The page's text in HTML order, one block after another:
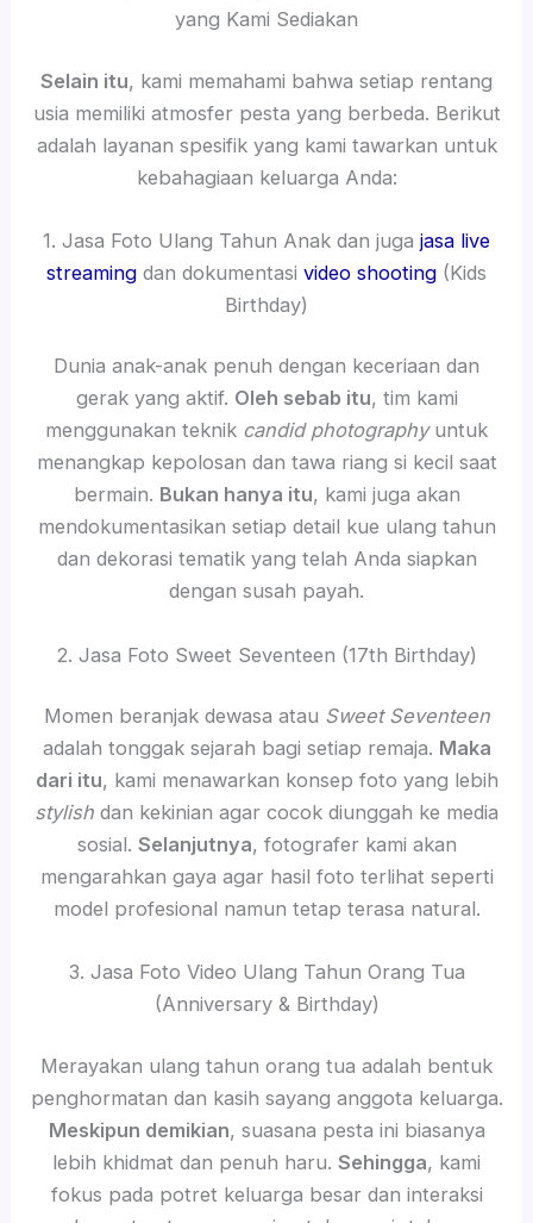
yang Kami Sediakan
Selain itu, kami memahami bahwa setiap rentang
usia memiliki atmosfer pesta yang berbeda. Berikut
adalah layanan spesifik yang kami tawarkan untuk
kebahagiaan keluarga Anda:
1. Jasa Foto Ulang Tahun Anak dan juga jasa live
streaming dan dokumentasi video shooting (Kids
Birthday)
Dunia anak-anak penuh dengan keceriaan dan
gerak yang aktif. Oleh sebab itu, tim kami
menggunakan teknik candid photographyuntuk
menangkap kepolosan dan tawa riang si kecil saat
bermain. Bukan hanya itu, kami juga akan
mendokumentasikan setiap detail kue ulang tahun
dan dekorasi tematik yang telah Anda siapkan
dengan susah payah.
2. Jasa Foto Sweet Seventeen (17th Birthday)
Momen beranjak dewasa atau Sweet Seventeen
adalah tonggak sejarah bagi setiap remaja. Maka
dari itu, kami menawarkan konsep foto yang lebih
stylish dan kekinian agar cocok diunggah ke media
sosial. Selanjutnya, fotografer kami akan
mengarahkan gaya agar hasil foto terlihat seperti
model profesional namun tetap terasa natural.
3. Jasa Foto Video Ulang Tahun Orang Tua
(Anniversary & Birthday)
Merayakan ulang tahun orang tua adalah bentuk
penghormatan dan kasih sayang anggota keluarga.
Meskipun demikian, suasana pesta ini biasanya
lebih khidmat dan penuh haru. Sehingga, kami
fokus pada potret keluarga besar dan interaksi